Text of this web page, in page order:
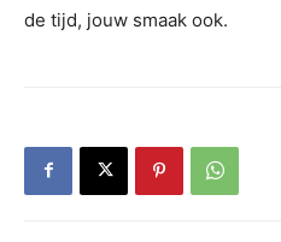
de tijd, jouw smaak ook.